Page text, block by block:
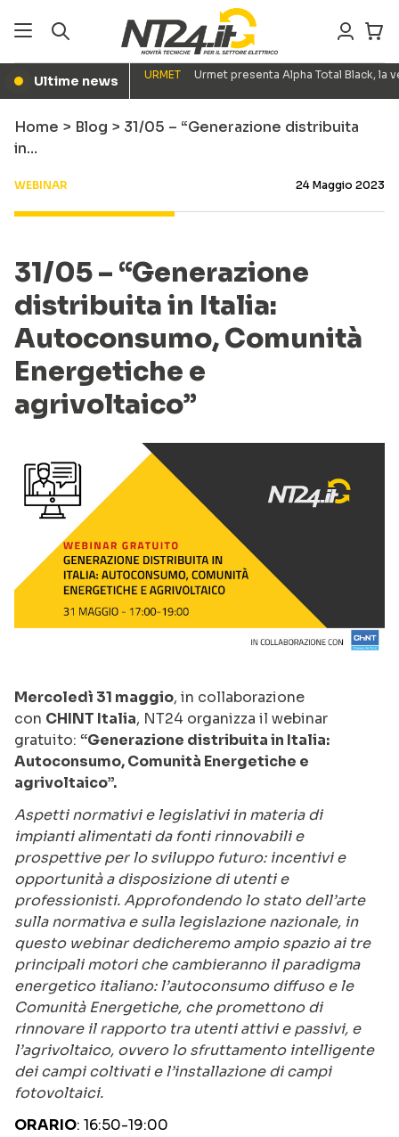
● Ultime news URMET Urmet presenta Alpha Total Black,
Home > Blog > 31/05 – “Generazione distribuita
in…
WEBINAR 24 Maggio 2023
31/05 – “Generazione
distribuita in Italia:
Autoconsumo, Comunità
Energetiche e
agrivoltaico”
Mercoledì 31 maggio, in collaborazione
con CHINT Italia, NT24 organizza il webinar
gratuito: “Generazione distribuita in Italia:
Autoconsumo, Comunità Energetiche e
agrivoltaico”.
Aspetti normativi e legislativi in materia di
impianti alimentati da fonti rinnovabili e
prospettive per lo sviluppo futuro: incentivi e
opportunità a disposizione di utenti e
professionisti. Approfondendo lo stato dell’arte
sulla normativa e sulla legislazione nazionale, in
questo webinar dedicheremo ampio spazio ai tre
principali motori che cambieranno il paradigma
energetico italiano: l’autoconsumo diffuso e le
Comunità Energetiche, che promettono di
rinnovare il rapporto tra utenti attivi e passivi, e
l’agrivoltaico, ovvero lo sfruttamento intelligente
dei campi coltivati e l’installazione di campi
fotovoltaici.
ORARIO: 16:50-19:00